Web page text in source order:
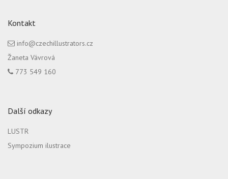
Kontakt
info@czechillustrators.cz
Žaneta Vávrová
773 549 160
Další odkazy
LUSTR
Sympozium ilustrace